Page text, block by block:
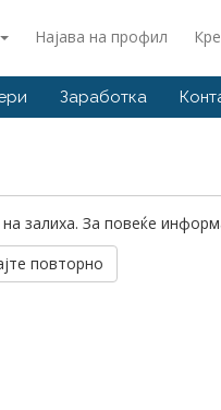
Најава на профил
Заработка
залиха. За повеќе
повторно